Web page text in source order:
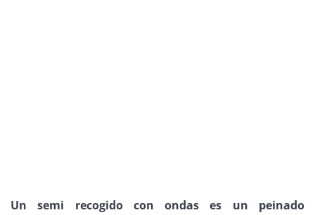
Un semi recogido con ondas es un peinado